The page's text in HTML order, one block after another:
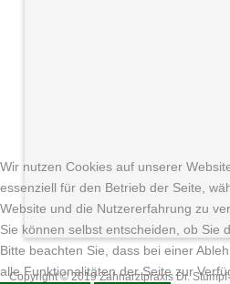
Copyright © 2019 Zahnarztpraxis Dr. Stumpf
Wir nutzen Cookies auf unserer
essenziell für den Betrieb der Seite,
Website und die Nutzererfahrung zu
Sie können selbst entscheiden, ob Sie
Bitte beachten Sie, dass bei einer
alle Funktionalitäten der Seite zur